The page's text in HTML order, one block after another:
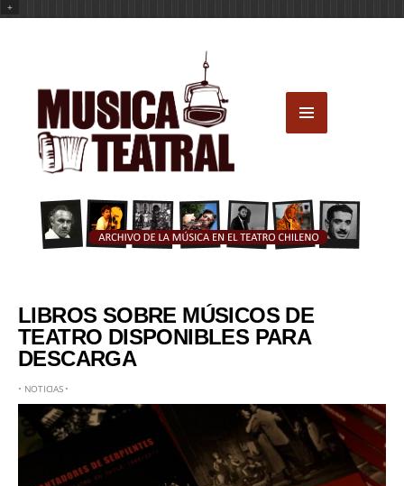
LIBROS SOBRE MÚSICOS DE
TEATRO DISPONIBLES PARA
DESCARGA
• NOTICIAS•
+